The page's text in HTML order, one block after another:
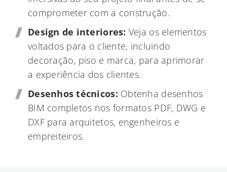
comprometer com a construção.
Design de interiores: Veja os elementos
voltados para o cliente, incluindo
decoração, piso e marca, para aprimorar
a experiência dos clientes.
Desenhos técnicos: Obtenha desenhos
BIM completos nos formatos PDF, DWG e
DXF para arquitetos, engenheiros e
empreiteiros.